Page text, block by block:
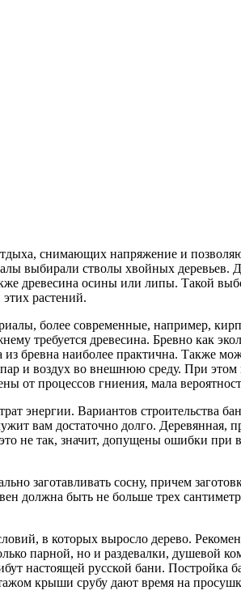
снимающих напряжение и
выбирали стволы хвойных деревьев.
древесина осины или липы. Такой
растений.
более современные, например,
требуется древесина. Бревно как
из бревна наиболее практична. Также
пар и воздух во внешнюю среду. При
от процессов гниения, мала
энергии. Вариантов строительства
вам достаточно долго. Деревянная,
не так, значит, допущены ошибки при
заготавливать сосну, причем
должна быть не больше трех
в которых выросло дерево.
парной, но и раздевалки, душевой
настоящей русской бани. Постройка
крыши срубу дают время на